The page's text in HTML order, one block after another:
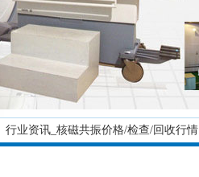
行业资讯_核磁共振价格/检查/回收行情